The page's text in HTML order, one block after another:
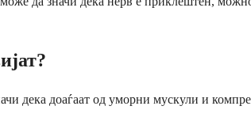
дека доаѓаат од уморни мускули и